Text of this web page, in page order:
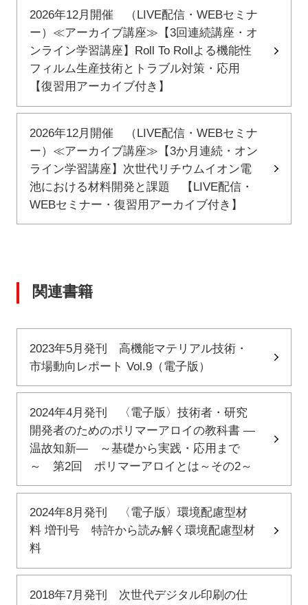
2026年12月開催 （LIVE配信・WEBセミナ
ー）≪アーカイブ講座≫【3回連続講座・オ
ンライン学習講座】Roll To Rollよる機能性
フィルム生産技術とトラブル対策・応用
【復習用アーカイブ付き】
2026年12月開催 （LIVE配信・WEBセミナ
ー）≪アーカイブ講座≫【3か月連続・オン
ライン学習講座】次世代リチウムイオン電
池における材料開発と課題 【LIVE配信・
WEBセミナー・復習用アーカイブ付き】
関連書籍
2023年5月発刊 高機能マテリアル技術・
市場動向レポート Vol.9（電子版）
2024年4月発刊 〈電子版〉技術者・研究
開発者のためのポリマーアロイの教科書 ―
温故知新― ～基礎から実践・応用まで
～ 第2回 ポリマーアロイとは～その2～
2024年8月発刊 〈電子版〉環境配慮型材
料 増刊号 特許から読み解く環境配慮型材
料
2018年7月発刊 次世代デジタル印刷の仕